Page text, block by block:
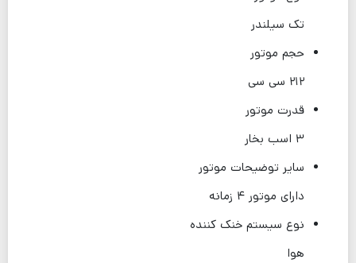
تک سیلندر
حجم موتور
۲۱۲ سی سی
قدرت موتور
۳ اسب بخار
سایر توضیحات موتور
دارای موتور ۴ زمانه
نوع سیستم خنک کننده
هوا